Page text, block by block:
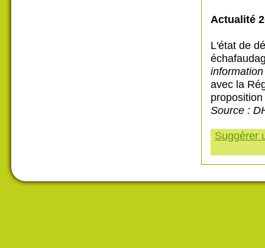
Actualité
L'état de
avec la
Source :
Suggérer